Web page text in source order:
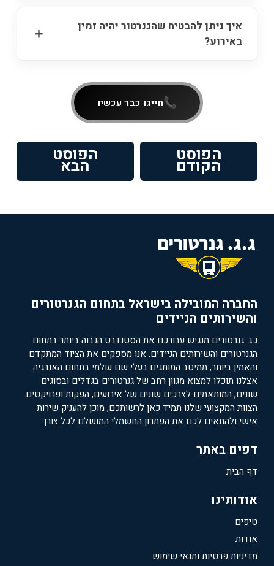
איך ניתן להבטיח שהגנרטור יהיה זמין
באירוע?
חייגו כבר עכשיו
ניווט הפוסט
הקודםקודם:
הפוסט
הבאהפוסט
הבא:
החברה המובילה בישראל בתחום הגנרטורים
והשירותים הניידים
ג.ג. גנרטורים מנגיש עבורכם את הסטנדרט הגבוה ביותר בתחום
הגנרטורים והשירותים הניידים. אנו מספקים את הציוד המתקדם
והאמין ביותר, ממיטב המותגים בעלי שם עולמי בתחום האנרגיה.
אצלנו תוכלו למצוא מגוון רחב של גנרטורים בגדלים ובסוגים
שונים, המותאמים לצרכים שונים של אירועים, הפקות ופרויקטים.
הצוות המקצועי שלנו תמיד כאן לרשותכם, מוכן להעניק שירות
אישי ולהתאים לכם את הפתרון החשמלי המושלם לכל צורך.
דפים באתר
דף הבית
אודותינו
טיפים
אודות
מדיניות פרטיות ותנאי שימוש